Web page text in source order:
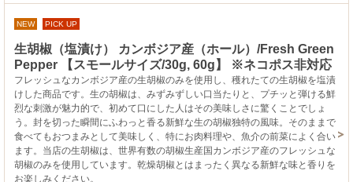
NEW PICK UP
生胡椒（塩漬け） カンボジア産（ホール）/Fresh Green
Pepper 【スモールサイズ/30g, 60g】 ※ネコポス非対応
フレッシュなカンボジア産の生胡椒のみを使用し、穫れたての生胡椒を塩漬
けした商品です。生の胡椒は、みずみずしい口当たりと、プチッと弾ける鮮
烈な刺激が魅力的で、初めて口にした人はその美味しさに驚くことでしょ
う。封を切った瞬間にふわっと香る新鮮な生の胡椒独特の風味。そのままで
食べてもおつまみとして美味しく、特にお肉料理や、魚介の前菜によく合い
ます。当店の生胡椒は、世界有数の胡椒生産国カンボジア産のフレッシュな
胡椒のみを使用しています。乾燥胡椒とはまったく異なる新鮮な味と香りを
お楽しみください。